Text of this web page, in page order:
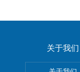
关于我们